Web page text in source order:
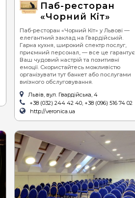
Паб-ресторан
«Чорний Кіт»
Паб-ресторан «Чорний Кіт» у Львові —
елегантний заклад на Гвардійській.
Гарна кухня, широкий спектр послуг,
приємний персонал, — все це гарантує
Ваш чудовий настрій та позитивні
емоції. Скористайтесь можливістю
організувати тут банкет або послугами
виїзного обслуговування.
Львів, вул. Гвардійська, 4
+38 (032) 244 42 40, +38 (096) 516 74 02
http://veronica.ua